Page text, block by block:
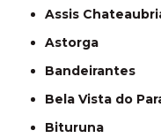
Assis
Astorga
Bandeirantes
Bela Vista do
Bituruna